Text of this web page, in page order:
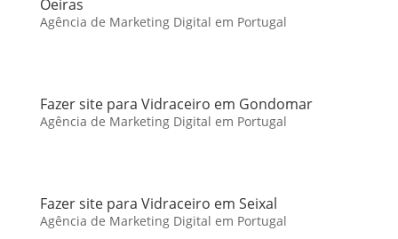
Oeiras
Agência de Marketing Digital em Portugal
Fazer site para Vidraceiro em Gondomar
Agência de Marketing Digital em Portugal
Fazer site para Vidraceiro em Seixal
Agência de Marketing Digital em Portugal